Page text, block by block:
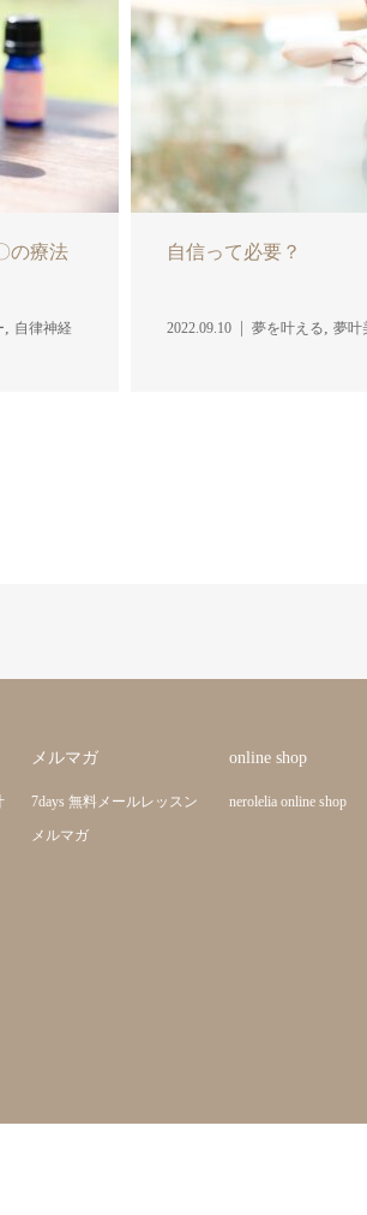
の療法
, 自律神経
自信って必要？
2022.09.10 夢を叶える, 夢叶
メルマガ
7days 無料メールレッスン
メルマガ
online shop
nerolelia online shop